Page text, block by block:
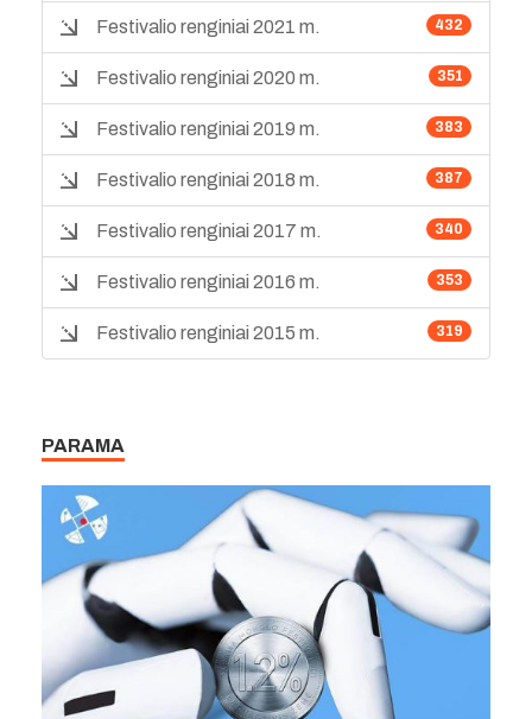
432
Festivalio renginiai 2021 m.
351
Festivalio renginiai 2020 m.
383
Festivalio renginiai 2019 m.
387
Festivalio renginiai 2018 m.
340
Festivalio renginiai 2017 m.
353
Festivalio renginiai 2016 m.
319
Festivalio renginiai 2015 m.
PARAMA